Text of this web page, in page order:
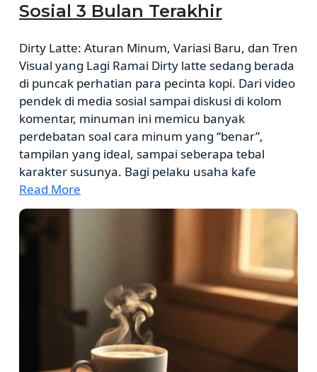
Sosial 3 Bulan Terakhir
Dirty Latte: Aturan Minum, Variasi Baru, dan Tren
Visual yang Lagi Ramai Dirty latte sedang berada
di puncak perhatian para pecinta kopi. Dari video
pendek di media sosial sampai diskusi di kolom
komentar, minuman ini memicu banyak
perdebatan soal cara minum yang “benar”,
tampilan yang ideal, sampai seberapa tebal
karakter susunya. Bagi pelaku usaha kafe
Read More